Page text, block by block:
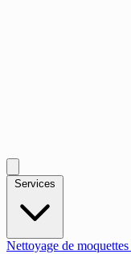
Nettoyage de moquettes